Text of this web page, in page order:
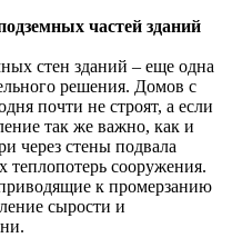
частей зданий
стен зданий – еще одна
решения. Домов с
почти не строят, а если
так же важно, как и
через стены подвала
теплопотерь сооружения.
к промерзанию
сырости и